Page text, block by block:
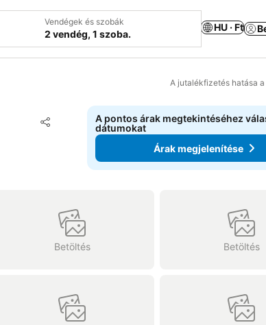
Vendégek és szobák
2 vendég, 1 szoba.
HU · Ft
A jutalékfizetés hatása
Megosztás
Hozzáadás a kedvencekhez
A pontos árak megtekintéséhez
dátumokat
Árak megjelenítése
Betöltés Betöltés